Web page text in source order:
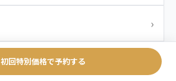
›
初回特別価格で予約する